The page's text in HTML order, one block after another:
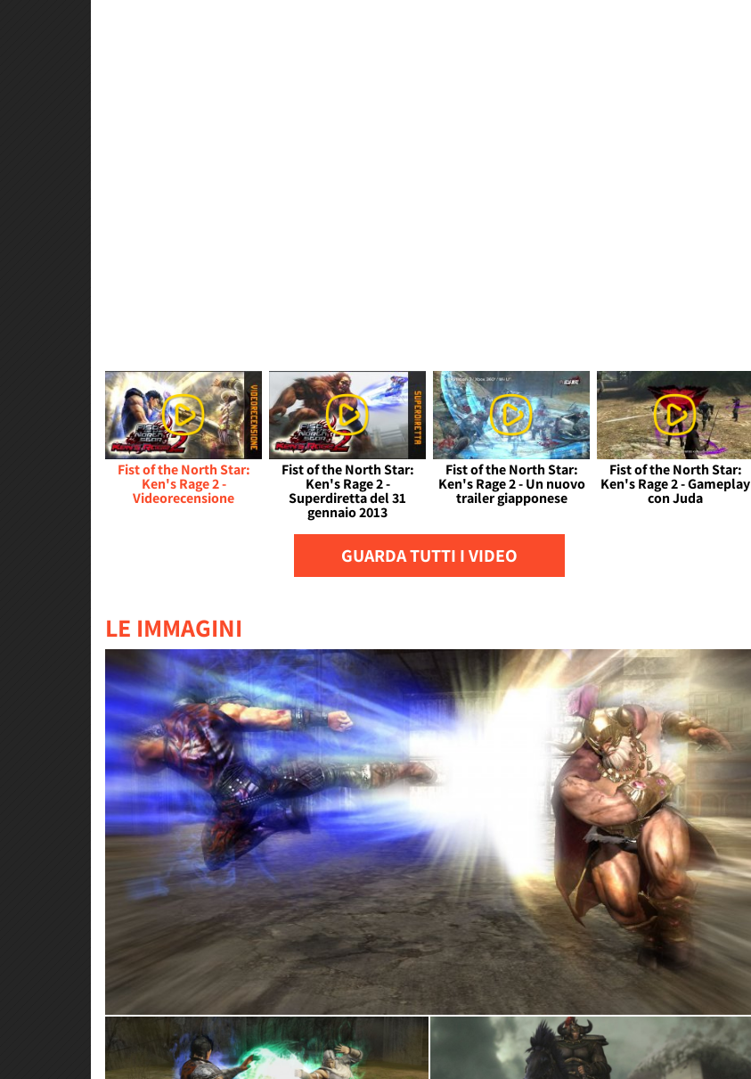
Fist of the North Star:
Ken's Rage 2 -
Videorecensione
Fist of the North Star:
Ken's Rage 2 -
Superdiretta del 31
gennaio 2013
Fist of the North Star:
Ken's Rage 2 - Un nuovo
trailer giapponese
Fist of the North Star:
Ken's Rage 2 - Gameplay
con Juda
GUARDA TUTTI I VIDEO
LE IMMAGINI